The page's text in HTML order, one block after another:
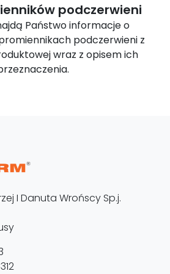
podczerwieni
Państwo informacje o
podczerwieni z
wraz z opisem ich
I Danuta Wrońscy Sp.j.